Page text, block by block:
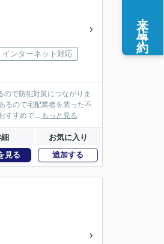
インターネット対応
で防犯対策につながりま
るので宅配業者を装った不
すすめで... もっと見る
お気に入り
見る 追加する
来店予約